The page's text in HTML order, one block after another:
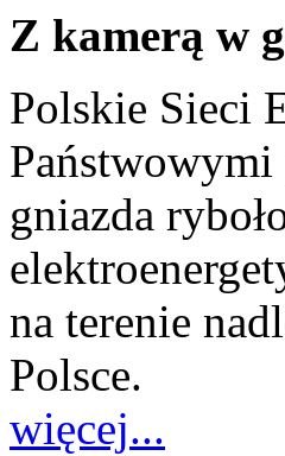
Z kamerą w
Polskie Sieci
Państwowymi
gniazda
na terenie
Polsce.
więcej...